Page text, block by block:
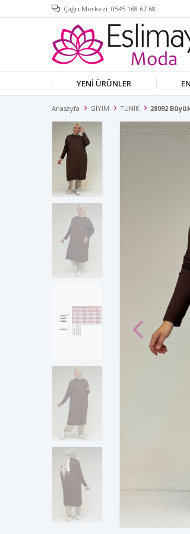
Çağrı Merkezi: 0545 168 67 68
YENİ ÜRÜNLER
Anasayfa GİYİM TUNİK 28092